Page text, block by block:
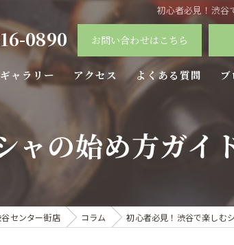
初心者必見！渋谷
0890 お問い合わせはこちら
ギャラリー アクセス よくある質問
ャの始め方ガイ
センター街店 コラム 初心者必見！渋谷で楽しむ